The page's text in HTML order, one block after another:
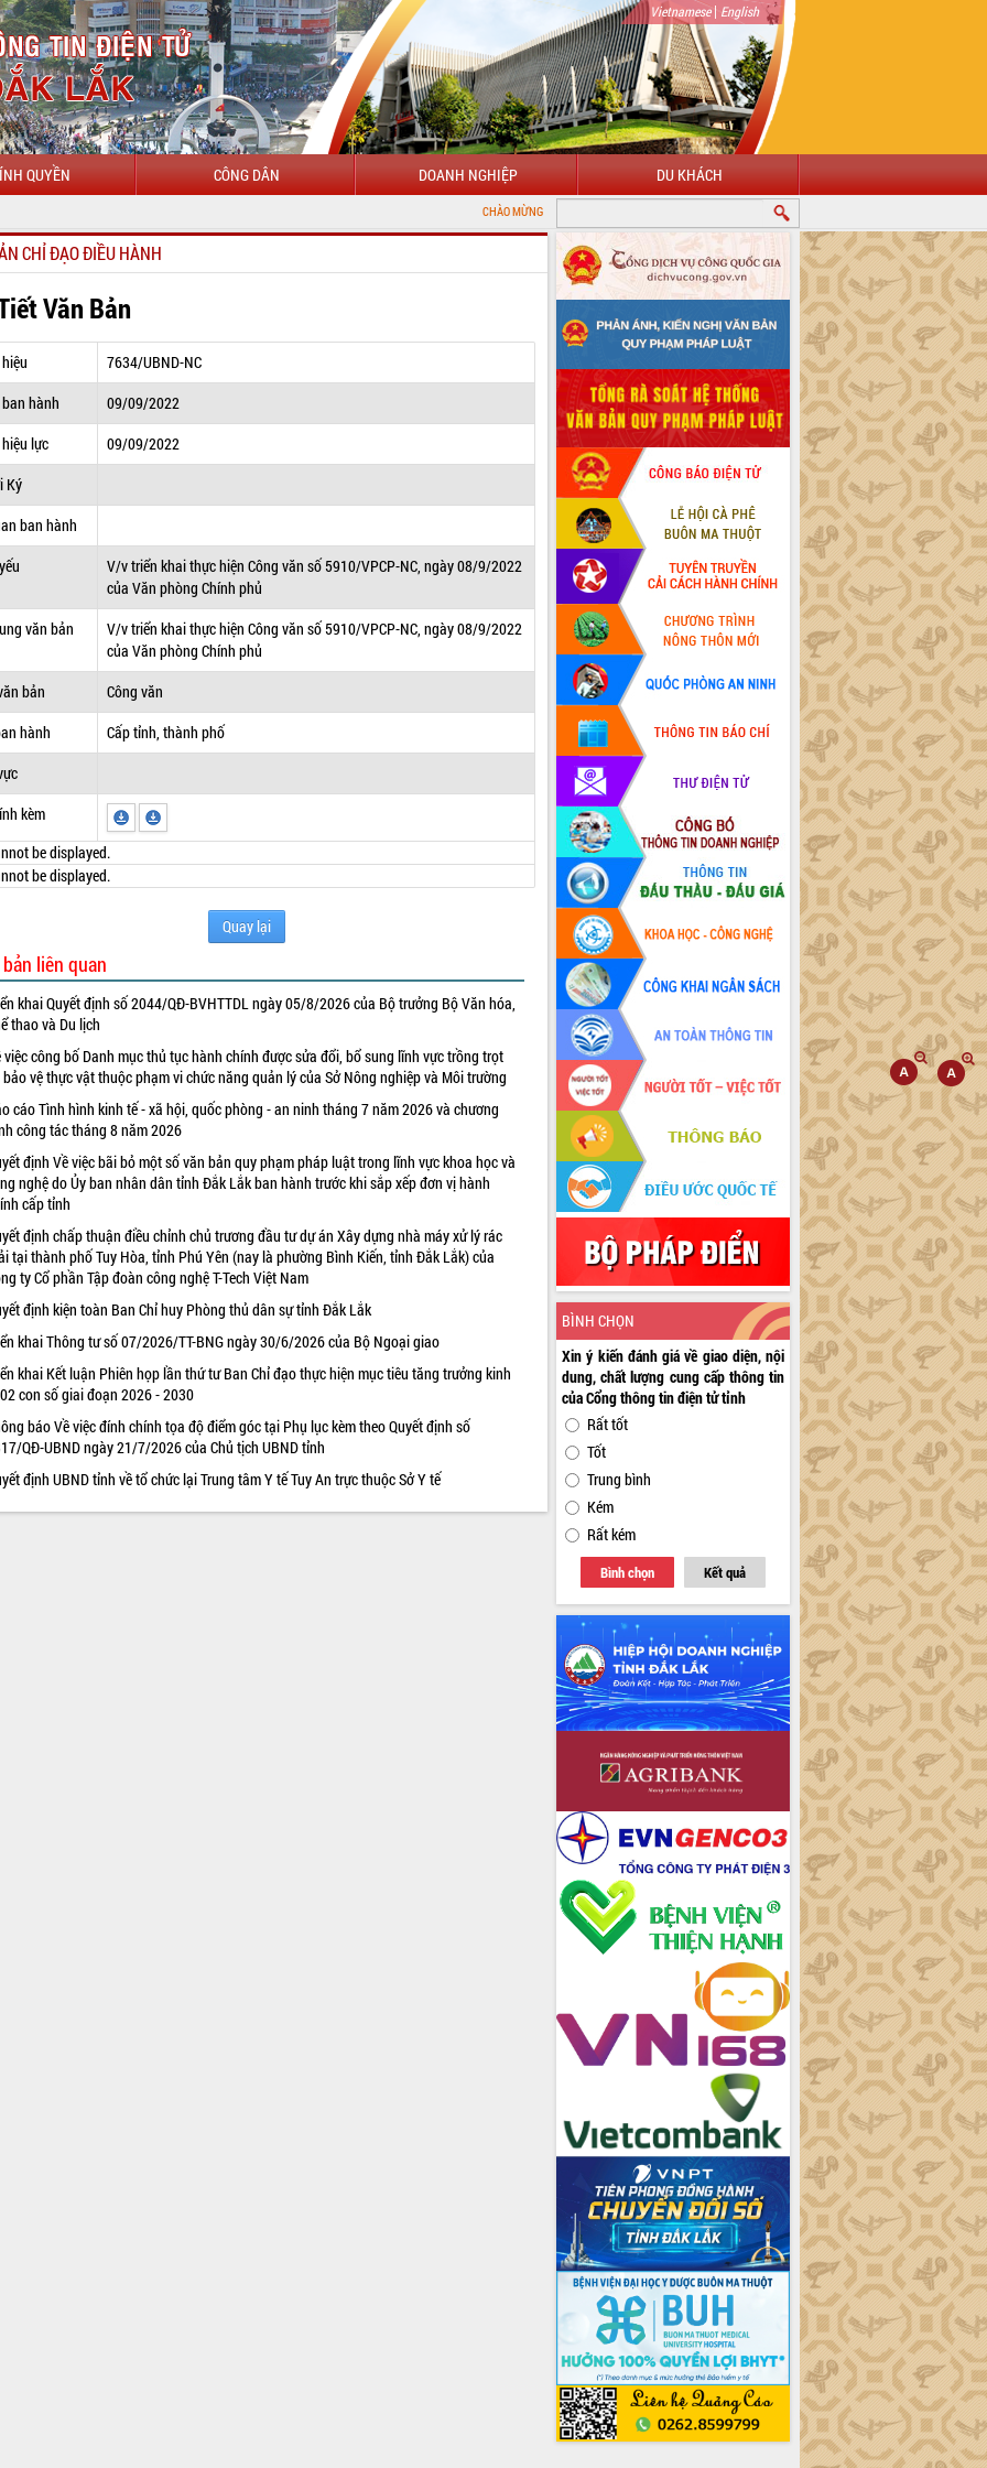
Vietnamese| English
QUYỀN CÔNG DÂN DOANH NGHIỆP DU KHÁCH
CHÀO MỪNG ĐẾN VỚI CỔNG THÔNG TIN ĐIỆN TỬ TỈNH ĐẮK LẮK
CHỈ ĐẠO ĐIỀU HÀNH
Văn Bản
7634/UBND-NC
hành
09/09/2022
lực
09/09/2022
Ký
ban hành
V/v triển khai thực hiện Công văn số 5910/VPCP-NC, ngày 08/9/2022
của Văn phòng Chính phủ
văn bản
V/v triển khai thực hiện Công văn số 5910/VPCP-NC, ngày 08/9/2022
của Văn phòng Chính phủ
bản
Công văn
hành
Cấp tỉnh, thành phố
kèm
be displayed.
be displayed.
Quay lại
liên quan
khai Quyết định số 2044/QĐ-BVHTTDL ngày 05/8/2026 của Bộ trưởng Bộ Văn hóa,
thao và Du lịch
việc công bố Danh mục thủ tục hành chính được sửa đổi, bổ sung lĩnh vực trồng trọt
bảo vệ thực vật thuộc phạm vi chức năng quản lý của Sở Nông nghiệp và Môi trường
cáo Tình hình kinh tế - xã hội, quốc phòng - an ninh tháng 7 năm 2026 và chương
công tác tháng 8 năm 2026
định Về việc bãi bỏ một số văn bản quy phạm pháp luật trong lĩnh vực khoa học và
nghệ do Ủy ban nhân dân tỉnh Đắk Lắk ban hành trước khi sắp xếp đơn vị hành
cấp tỉnh
định chấp thuận điều chỉnh chủ trương đầu tư dự án Xây dựng nhà máy xử lý rác
tại thành phố Tuy Hòa, tỉnh Phú Yên (nay là phường Bình Kiến, tỉnh Đắk Lắk) của
ty Cổ phần Tập đoàn công nghệ T-Tech Việt Nam
định kiện toàn Ban Chỉ huy Phòng thủ dân sự tỉnh Đắk Lắk
khai Thông tư số 07/2026/TT-BNG ngày 30/6/2026 của Bộ Ngoại giao
khai Kết luận Phiên họp lần thứ tư Ban Chỉ đạo thực hiện mục tiêu tăng trưởng kinh
con số giai đoạn 2026 - 2030
báo Về việc đính chính tọa độ điểm góc tại Phụ lục kèm theo Quyết định số
QĐ-UBND ngày 21/7/2026 của Chủ tịch UBND tỉnh
định UBND tỉnh về tổ chức lại Trung tâm Y tế Tuy An trực thuộc Sở Y tế
BÌNH CHỌN
Xin ý kiến đánh giá về giao diện, nội
dung, chất lượng cung cấp thông tin
của Cổng thông tin điện tử tỉnh
Rất tốt
Tốt
Trung bình
Kém
Rất kém
Bình chọn Kết quả